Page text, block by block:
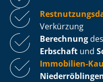
Verkürzung
Berechnung des
Erbschaft und
Immobilien-